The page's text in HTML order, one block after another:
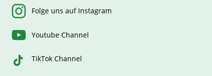
Folge uns auf Instagram
Youtube Channel
TikTok Channel